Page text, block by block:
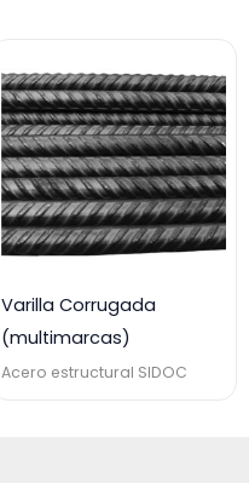
Varilla Corrugada
(multimarcas)
Acero estructural SIDOC